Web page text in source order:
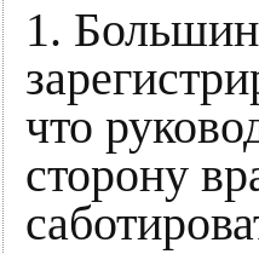
1.
что
сторону